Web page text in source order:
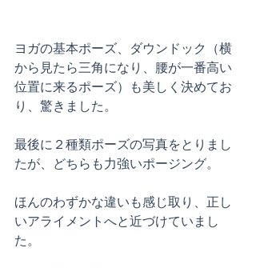
ヨガの基本ポーズ、ダウンドック（横
から見たら三角になり、腰が一番高い
位置に来るポーズ）も美しく決めてお
り、驚きました。
最後に２種類ポーズの写真をとりまし
たが、どちらも力強いポージング。
ほんのわずかな違いも感じ取り、正し
いアライメントへと近づけていまし
た。